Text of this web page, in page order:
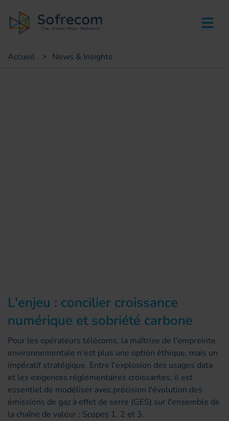
Accueil > News & Insights
L'enjeu : concilier croissance
numérique et sobriété carbone
Pour les opérateurs télécoms, la maîtrise de l'empreinte
environnementale n'est plus une option éthique, mais un
impératif stratégique. Entre l'explosion des usages data
et les exigences réglementaires croissantes, il est
essentiel de modéliser avec précision l'évolution des
émissions de gaz à effet de serre (GES) sur l'ensemble de
la chaîne de valeur : Scopes 1, 2 et 3.